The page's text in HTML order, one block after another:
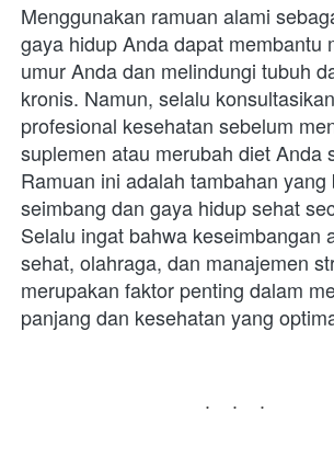
Menggunakan ramuan alami
gaya hidup Anda dapat membantu
umur Anda dan melindungi tubuh
kronis. Namun, selalu
profesional kesehatan sebelum
suplemen atau merubah diet Anda
Ramuan ini adalah tambahan
seimbang dan gaya hidup sehat
Selalu ingat bahwa keseimbangan
sehat, olahraga, dan manajemen
merupakan faktor penting dalam
panjang dan kesehatan yang
...